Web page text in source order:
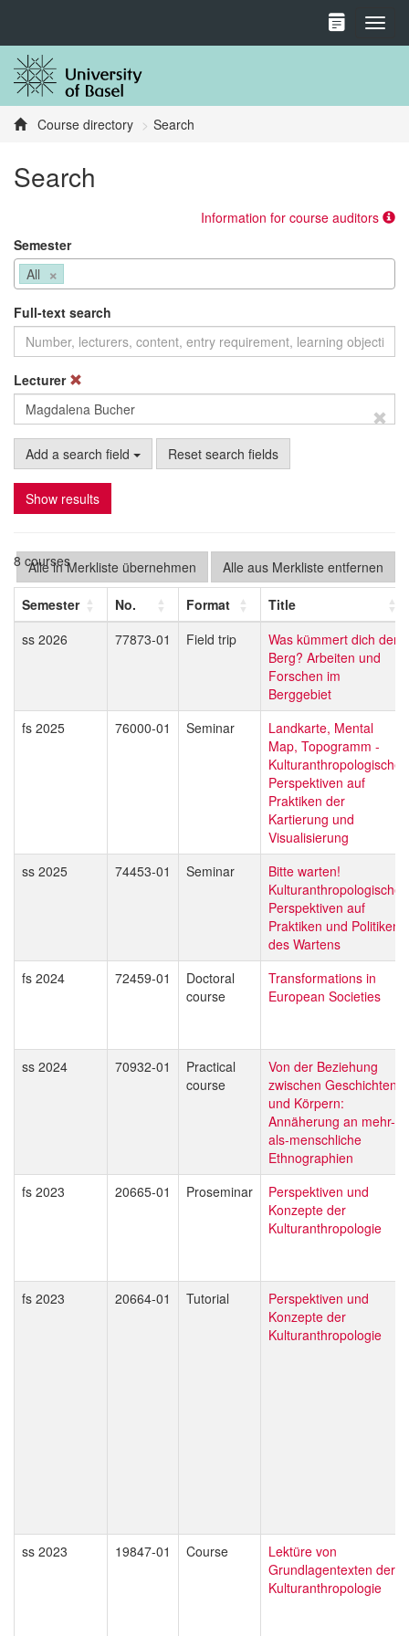
Course directory Search
Search
Information for course auditors
Semester
×
All
Full-text search
Lecturer
Add a search field Reset search fields
Show results
Alle aus Merkliste entfernen
Alle in Merkliste übernehmen
8 courses
Semester No. Format
Title
ss 2026
77873-01 Field trip
Was kümmert dich der
Berg? Arbeiten und
Forschen im
Berggebiet
fs 2025
76000-01 Seminar
Landkarte, Mental
Map, Topogramm -
Kulturanthropologische
Perspektiven auf
Praktiken der
Kartierung und
Visualisierung
ss 2025
74453-01 Seminar
Bitte warten!
Kulturanthropologische
Perspektiven auf
Praktiken und Politiken
des Wartens
fs 2024
72459-01
Doctoral
course
Transformations in
European Societies
ss 2024 70932-01
Practical
course
Von der Beziehung
zwischen Geschichten
und Körpern:
Annäherung an mehr-
als-menschliche
Ethnographien
fs 2023
20665-01 Proseminar
Perspektiven und
Konzepte der
Kulturanthropologie
fs 2023 20664-01 Tutorial
Perspektiven und
Konzepte der
Kulturanthropologie
ss 2023 19847-01 Course
Lektüre von
Grundlagentexten der
Kulturanthropologie